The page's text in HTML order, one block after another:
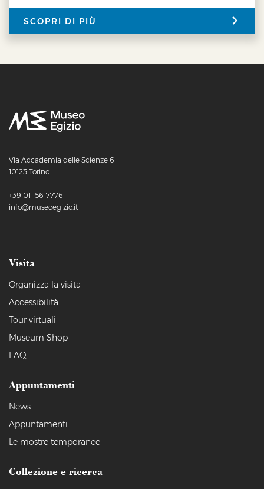
SCOPRI DI PIÙ
Via Accademia delle Scienze 6
10123 Torino
+39 011 5617776
info@museoegizio.it
Visita
Organizza la visita
Accessibilità
Tour virtuali
Museum Shop
FAQ
Appuntamenti
News
Appuntamenti
Le mostre temporanee
Collezione e ricerca